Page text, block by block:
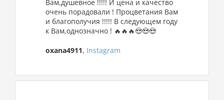
Вам,душевное !!!!! И цена и качество
очень порадовали ! Процветания Вам
и благополучия !!!!! В следующем году
к Вам,однозначно ! 🔥🔥🔥😍😍😍
oxana4911, Instagram